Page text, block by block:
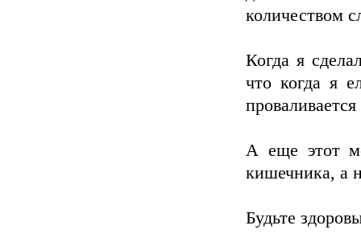
количеством
Когда я
что когда я
А еще этот
кишечника, а
Будьте